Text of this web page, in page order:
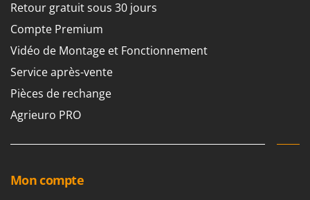
Retour gratuit sous 30 jours
Compte Premium
Vidéo de Montage et Fonctionnement
Service après-vente
Pièces de rechange
Agrieuro PRO
Mon compte